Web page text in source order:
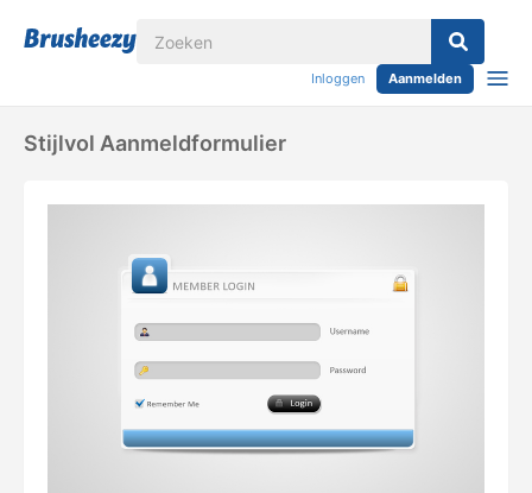
Inloggen Aanmelden
Stijlvol Aanmeldformulier